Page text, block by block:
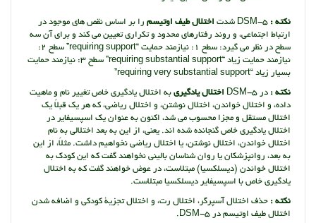
نکته : اختلال طیف اوتیسم را بر اساس نقص های موجود در
ارتباط اجتماعی، و روند رفتارهای محدود و تکراری تعیین می کند و برای آن سه
سطح در نظر می گیرد: سطح 1: نیازمند حمایت “requiring support” سطح 2:
نیازمند حمایت زیاد “requiring substantial support” سطح 3: نیازمند حمایت
بسیار زیاد “requiring very substantial support”
نکته : در DSM-5 اختلال یادگیری به اختلال یادگیری خاص تغییر نام و ماهیت
داده، و اختلال خواندن، اختلال نوشتن، و اختلال ریاضی، که هر یک قبلاً یک
اختلال مستقل و مجزا محسوب می شد، اکنون به عنوان یک اسپسیفایر در
اختلال یادگیری خاص گنجانده شده اند. یعنی، از این به بعد اختلالی به نام
اختلال خواندن، اختلال نوشتن، یا اختلال ریاضی نخواهیم داشت. مثلاً، از این
به بعد، روانپزشکان یا روان شناسان بالینی نخواهند گفت که این کودک به
اختلال خواندن (دیسلکسیا) مبتلاست، در عوض خواهند گفت که به اختلال
یادگیری خاص با اسپسیفایر دیسلکسیا مبتلاست.
نکته : حذف اختلال آسپرگر، اختلال رت، و اختلال تجزیۀ کودکی و اضافه شدن
اختلال طیف اوتیسم در DSM-5.